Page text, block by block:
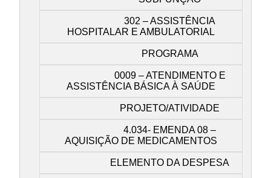
302 – ASSISTÊNCIA
HOSPITALAR E AMBULATORIAL
PROGRAMA
0009 – ATENDIMENTO E
ASSISTÊNCIA BÁSICA À SAÚDE
PROJETO/ATIVIDADE
4.034- EMENDA 08 –
AQUISIÇÃO DE MEDICAMENTOS
ELEMENTO DA DESPESA